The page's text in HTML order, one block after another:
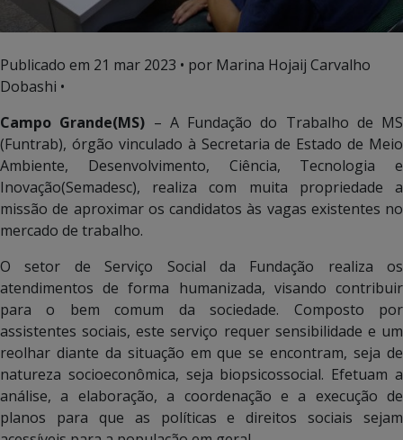
Publicado em 21 mar 2023 • por Marina Hojaij Carvalho
Dobashi •
Campo Grande(MS) – A Fundação do Trabalho de MS
(Funtrab), órgão vinculado à Secretaria de Estado de Meio
Ambiente, Desenvolvimento, Ciência, Tecnologia e
Inovação(Semadesc), realiza com muita propriedade a
missão de aproximar os candidatos às vagas existentes no
mercado de trabalho.
O setor de Serviço Social da Fundação realiza os
atendimentos de forma humanizada, visando contribuir
para o bem comum da sociedade. Composto por
assistentes sociais, este serviço requer sensibilidade e um
reolhar diante da situação em que se encontram, seja de
natureza socioeconômica, seja biopsicossocial. Efetuam a
análise, a elaboração, a coordenação e a execução de
planos para que as políticas e direitos sociais sejam